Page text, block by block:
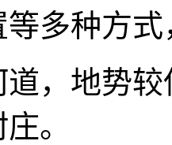
多种方
地势较
。